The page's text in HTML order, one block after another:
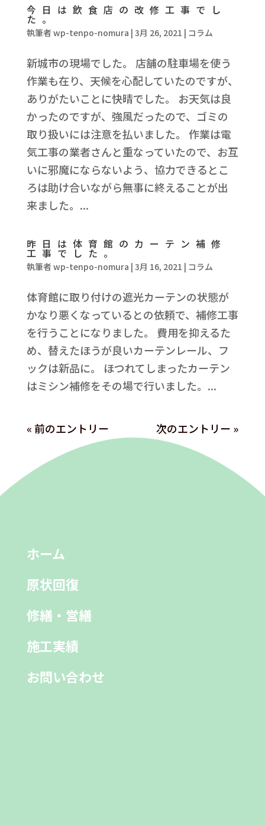
今日は飲食店の改修工事でし
た。
執筆者wp-tenpo-nomura | 3月 26, 2021 | コラム
新城市の現場でした。 店舗の駐車場を使う
作業も在り、天候を心配していたのですが、
ありがたいことに快晴でした。 お天気は良
かったのですが、強風だったので、ゴミの
取り扱いには注意を払いました。 作業は電
気工事の業者さんと重なっていたので、お互
いに邪魔にならないよう、協力できるとこ
ろは助け合いながら無事に終えることが出
来ました。...
昨日は体育館のカーテン補修
工事でした。
執筆者wp-tenpo-nomura | 3月 16, 2021 | コラム
体育館に取り付けの遮光カーテンの状態が
かなり悪くなっているとの依頼で、補修工事
を行うことになりました。 費用を抑えるた
め、替えたほうが良いカーテンレール、フ
ックは新品に。 ほつれてしまったカーテン
はミシン補修をその場で行いました。...
« 前のエントリー 次のエントリー »
ホーム
原状回復
修繕・営繕
施工実績
お問い合わせ